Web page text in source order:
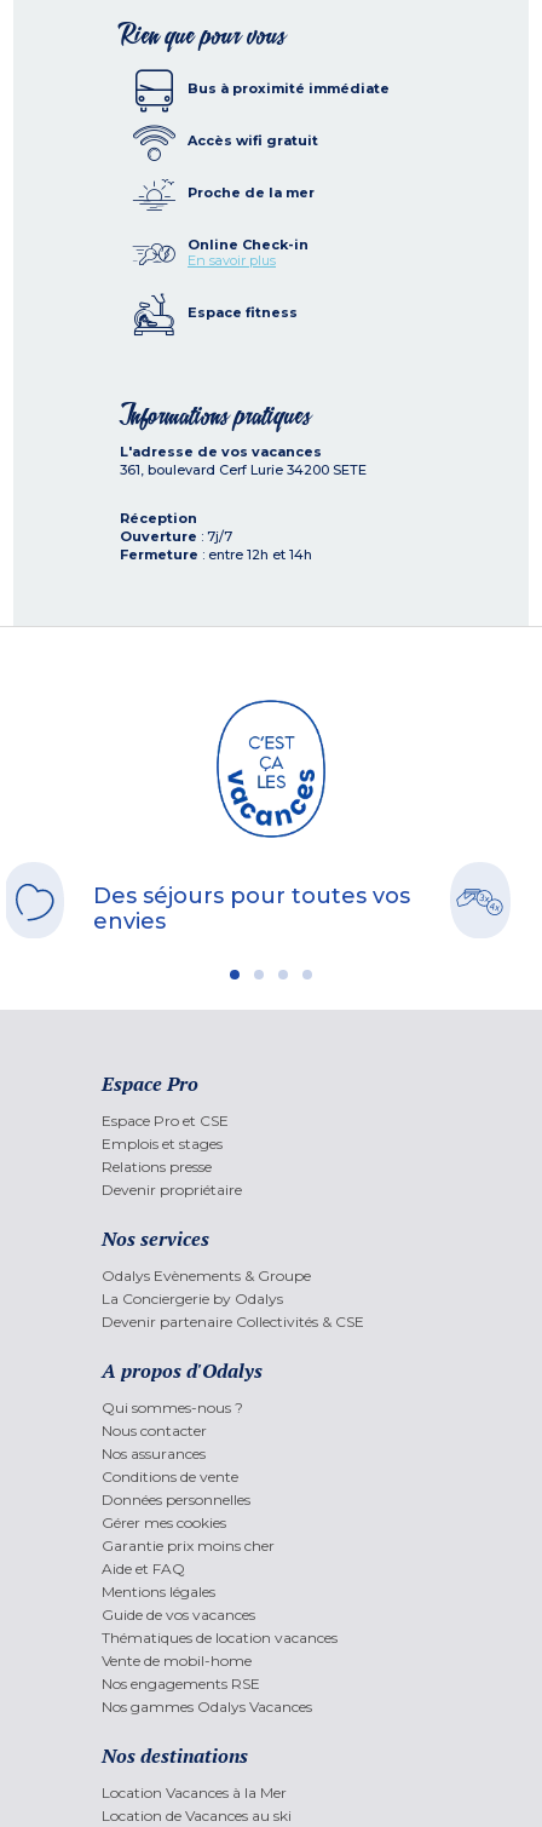
Rien que pour vous
Bus à proximité immédiate
Accès wifi gratuit
Proche de la mer
Online Check-in
En savoir plus
Espace fitness
Informations pratiques
L'adresse de vos vacances
361, boulevard Cerf Lurie 34200 SETE
Réception
Ouverture : 7j/7
Fermeture : entre 12h et 14h
Des séjours pour toutes vos
envies
Espace Pro
Espace Pro et CSE
Emplois et stages
Relations presse
Devenir propriétaire
Nos services
Odalys Evènements & Groupe
La Conciergerie by Odalys
Devenir partenaire Collectivités & CSE
A propos d'Odalys
Qui sommes-nous ?
Nous contacter
Nos assurances
Conditions de vente
Données personnelles
Gérer mes cookies
Garantie prix moins cher
Aide et FAQ
Mentions légales
Guide de vos vacances
Thématiques de location vacances
Vente de mobil-home
Nos engagements RSE
Nos gammes Odalys Vacances
Nos destinations
Location Vacances à la Mer
Location de Vacances au ski